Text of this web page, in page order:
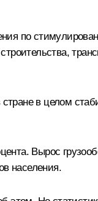
по
стране в целом
Вырос
населения.